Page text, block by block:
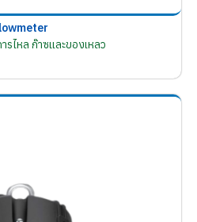
รไหล ก๊าซและของเหลว